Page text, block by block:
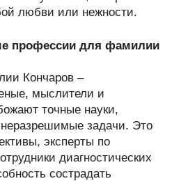
любви или нежности.
профессии для фамилии
Кончаров –
мыслители и
точные науки,
задачи. Это
эксперты по
диагностических
сострадать